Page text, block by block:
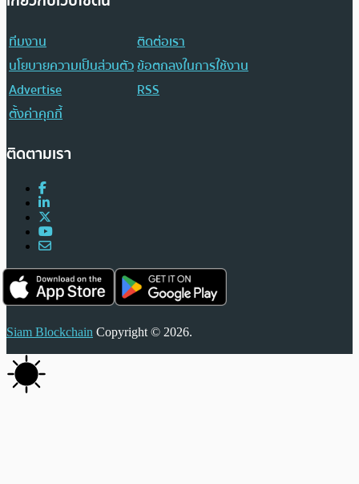
ทีมงาน
ติดต่อเรา
นโยบายความเป็นส่วนตัวข้อตกลงในการใช้งาน
Advertise
RSS
ตั้งค่าคุกกี้
ติดตามเรา
Siam Blockchain Copyright © 2026.